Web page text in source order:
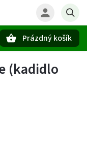
Prázdný košík
(kadidlo